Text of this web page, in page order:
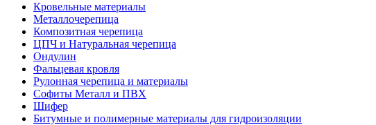
Кровельные материалы
Металлочерепица
Композитная черепица
ЦПЧ и Натуральная черепица
Ондулин
Фальцевая кровля
Рулонная черепица и материалы
Софиты Металл и ПВХ
Шифер
Битумные и полимерные материалы для гидроизоляции